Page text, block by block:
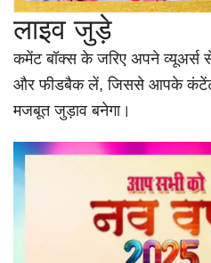
लाइव जुड़े
कमेंट बॉक्स के जरिए अपने व्यूअर्स
और फीडबैक लें, जिससे आपके कंटेंट
मजबूत जुड़ाव बनेगा।